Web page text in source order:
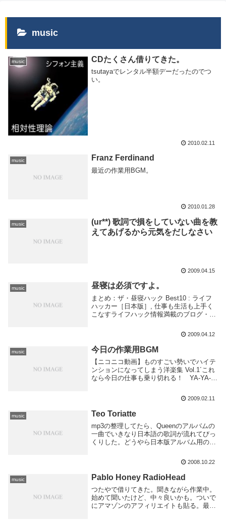
music
music CDたくさん借りてきた。
tsutayaでレンタル半額デーだったのでつ
い。
2010.02.11
music Franz Ferdinand
最近の作業用BGM。
2010.01.28
music
(ur**) 歌詞で損をしていない曲を教
えてあげるから元気をだしなさい
2009.04.15
music 昼寝は必須ですよ。
まとめ：ザ・昼寝ハック Best10 : ライフ
ハッカー［日本版］, 仕事も生活も上手く
こなすライフハック情報満載のブログ・メ
職場にいる俺が勝ち組！！！！！ さらに
不定期に上司のでっかいイビキが聞こえ
る...
2009.04.12
music 今日の作業用BGM
【ニコニコ動画】ものすごい勢いでハイテ
ンションになってしまう洋楽集 Vol.1´これ
なら今日の仕事も乗り切れる！ YA-YA-
2009.02.11
music Teo Toriatte
mp3の整理してたら、Queenのアルバムの
一曲でいきなり日本語の歌詞が流れてびっ
くりした。どうやら日本版アルバム用のボ
2008.10.22
music Pablo Honey RadioHead
つたやで借りてきた。聞きながら作業中。
始めて聞いたけど、中々良いかも。ついで
にアマゾンのアフィリエイトも貼る。最近